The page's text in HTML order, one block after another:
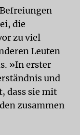
die
zu viel
Leuten
»In erster
und
dass sie mit
zusammen